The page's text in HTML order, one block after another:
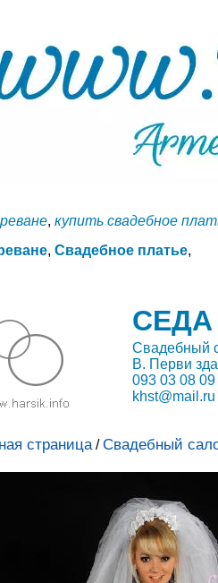
, купить свадебное
, Свадебное платье,
СЕДА
Свадебный
В. Перви
093 03 08
khst@mail.ru
страница /Свадебный